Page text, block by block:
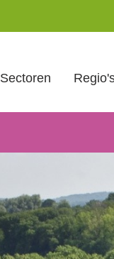
Sectoren